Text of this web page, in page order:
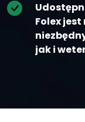
Folex
jak i